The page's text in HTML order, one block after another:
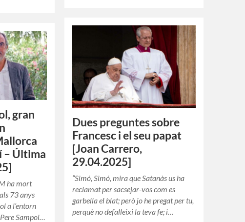
Dues preguntes sobre
Francesc i el seu papat
[Joan Carrero,
29.04.2025]
“Simó, Simó, mira que Satanàs us ha
reclamat per sacsejar-vos com es
garbella el blat; però jo he pregat per tu,
perquè no defalleixi la teva fe; i…
gran
– Última
ha mort
73 anys
a l’entorn
Sampol…